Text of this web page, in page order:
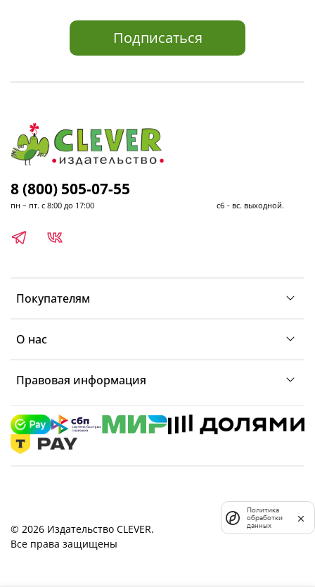
Подписаться
Покупателям
О нас
Правовая информация
8 (800) 505-07-55
пн – пт. с 8:00 до 17:00 сб - вс. выходной.
© 2026 Издательство CLEVER.
Все права защищены
Политика
обработки
данных